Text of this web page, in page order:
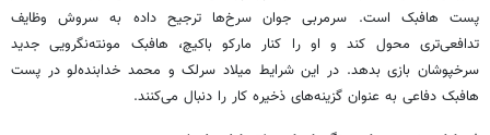
پست هافبک است. سرمربی جوان سرخ‌ها ترجیح داده به سروش وظایف
تدافعی‌تری محول کند و او را کنار مارکو باکیچ، هافبک مونته‌نگرویی جدید
سرخپوشان بازی بدهد. در این شرایط میلاد سرلک و محمد خدابنده‌لو در پست
هافبک دفاعی به عنوان گزینه‌های ذخیره کار را دنبال می‌کنند.